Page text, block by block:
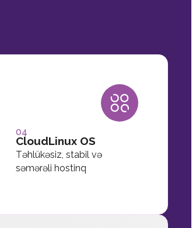
04
CloudLinux OS
Təhlükəsiz, stabil və
səmərəli hostinq